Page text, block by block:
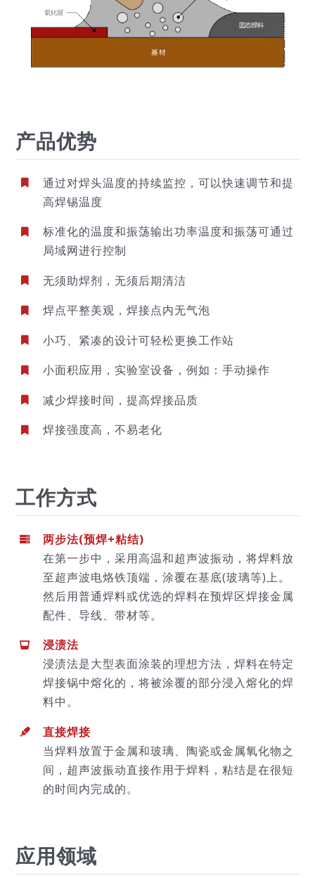
产品优势
通过对焊头温度的持续监控，可以快速调节和提
高焊锡温度
标准化的温度和振荡输出功率温度和振荡可通过
局域网进行控制
无须助焊剂，无须后期清洁
焊点平整美观，焊接点内无气泡
小巧、紧凑的设计可轻松更换工作站
小面积应用，实验室设备，例如：手动操作
减少焊接时间，提高焊接品质
焊接强度高，不易老化
工作方式
两步法(预焊+粘结)
在第一步中，采用高温和超声波振动，将焊料放
至超声波电烙铁顶端，涂覆在基底(玻璃等)上。
然后用普通焊料或优选的焊料在预焊区焊接金属
配件、导线、带材等。
浸渍法
浸渍法是大型表面涂装的理想方法，焊料在特定
焊接锅中熔化的，将被涂覆的部分浸入熔化的焊
料中。
直接焊接
当焊料放置于金属和玻璃、陶瓷或金属氧化物之
间，超声波振动直接作用于焊料，粘结是在很短
的时间内完成的。
应用领域